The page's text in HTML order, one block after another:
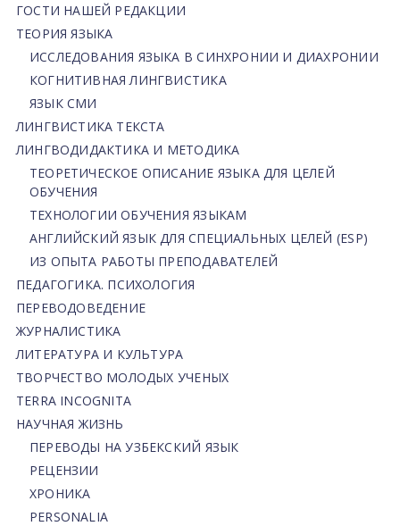
ГОСТИ НАШЕЙ РЕДАКЦИИ
ТЕОРИЯ ЯЗЫКА
ИССЛЕДОВАНИЯ ЯЗЫКА В СИНХРОНИИ И ДИАХРОНИИ
КОГНИТИВНАЯ ЛИНГВИСТИКА
ЯЗЫК СМИ
ЛИНГВИСТИКА ТЕКСТА
ЛИНГВОДИДАКТИКА И МЕТОДИКА
ТЕОРЕТИЧЕСКОЕ ОПИСАНИЕ ЯЗЫКА ДЛЯ ЦЕЛЕЙ
ОБУЧЕНИЯ
ТЕХНОЛОГИИ ОБУЧЕНИЯ ЯЗЫКАМ
АНГЛИЙСКИЙ ЯЗЫК ДЛЯ СПЕЦИАЛЬНЫХ ЦЕЛЕЙ (ESP)
ИЗ ОПЫТА РАБОТЫ ПРЕПОДАВАТЕЛЕЙ
ПЕДАГОГИКА. ПСИХОЛОГИЯ
ПЕРЕВОДОВЕДЕНИЕ
ЖУРНАЛИСТИКА
ЛИТЕРАТУРА И КУЛЬТУРА
ТВОРЧЕСТВО МОЛОДЫХ УЧЕНЫХ
TERRA INCOGNITA
НАУЧНАЯ ЖИЗНЬ
ПЕРЕВОДЫ НА УЗБЕКСКИЙ ЯЗЫК
РЕЦЕНЗИИ
ХРОНИКА
PERSONALIA